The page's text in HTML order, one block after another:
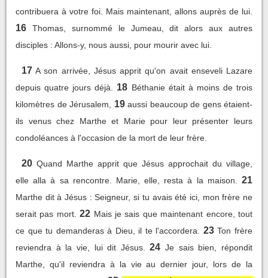
contribuera à votre foi. Mais maintenant, allons auprès de lui.
16
Thomas, surnommé le Jumeau, dit alors aux autres
disciples : Allons-y, nous aussi, pour mourir avec lui.
17 A son arrivée, Jésus apprit qu'on avait enseveli Lazare
depuis quatre jours déjà.
18 Béthanie était à moins de trois
kilomètres de Jérusalem,
19 aussi beaucoup de gens étaient-
ils venus chez Marthe et Marie pour leur présenter leurs
condoléances à l'occasion de la mort de leur frère.
20 Quand Marthe apprit que Jésus approchait du village,
elle alla à sa rencontre. Marie, elle, resta à la maison.
21
Marthe dit à Jésus : Seigneur, si tu avais été ici, mon frère ne
serait pas mort. 22 Mais je sais que maintenant encore, tout
ce que tu demanderas à Dieu, il te l'accordera.
23 Ton frère
reviendra à la vie, lui dit Jésus.
24 Je sais bien, répondit
Marthe, qu'il reviendra à la vie au dernier jour, lors de la